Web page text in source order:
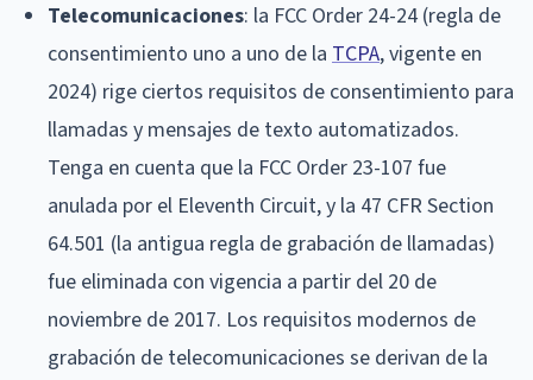
Telecomunicaciones: la FCC Order 24-24 (regla de
consentimiento uno a uno de la TCPA, vigente en
2024) rige ciertos requisitos de consentimiento para
llamadas y mensajes de texto automatizados.
Tenga en cuenta que la FCC Order 23-107 fue
anulada por el Eleventh Circuit, y la 47 CFR Section
64.501 (la antigua regla de grabación de llamadas)
fue eliminada con vigencia a partir del 20 de
noviembre de 2017. Los requisitos modernos de
grabación de telecomunicaciones se derivan de la